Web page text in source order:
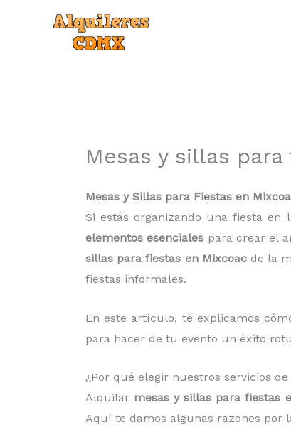
Mesas y sillas
Mesas y Sillas para Fiestas en
Si estás organizando una fiesta en
elementos esenciales para crear el
sillas para fiestas en Mixcoacde la
fiestas informales.
En este artículo, te explicamos
para hacer de tu evento un éxito
¿Por qué elegir nuestros servicios
Alquilar mesas y sillas para fiestas
Aquí te damos algunas razones por